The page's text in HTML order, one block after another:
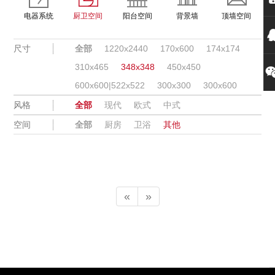
电器系统 厨卫空间 阳台空间 背景墙 顶墙空间
尺寸 全部 1220x2440 170x600
174x174
310x465
348x348
450x450
600x600|522x522
300x300
300x600
风格
全部 现代 欧式
中式
空间
全部 厨房 卫浴 其他
« »